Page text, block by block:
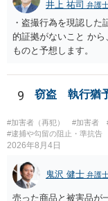
井上 祐司 弁護
・盗撮行為を現認し
的証拠がないこと か
ものと予想します。
9 窃盗 執行猶
#加害者（再犯） #加害者
#逮捕や勾留の阻止・準抗告
2026年8月4日
鬼沢 健士 弁護
売った商品と被害品が